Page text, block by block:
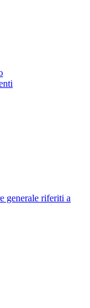
generale riferiti a